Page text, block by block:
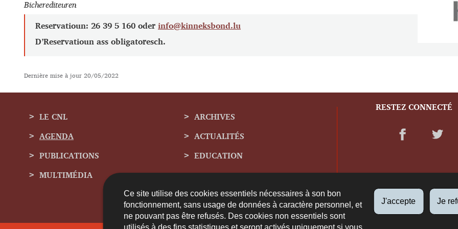
Ce site utilise des cookies essentiels nécessaires à son bon
fonctionnement, sans usage de données à caractère personnel, et
ne pouvant pas être refusés. Des cookies non essentiels sont
utilisés à des fins statistiques et seront activés uniquement si vous
J'accepte Je
Bicherediteuren
Reservatioun: 26 39 5 160 oderinfo@kinneksbond.lu
D’Reservatioun ass obligatoresch.
Dernière mise à jour20/05/2022
Menu
de
LE CNL
ARCHIVES
AGENDA
ACTUALITÉS
PUBLICATIONS
EDUCATION
MULTIMÉDIA
RESTEZ CONNECTÉ